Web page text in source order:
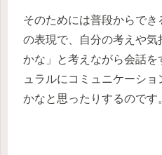
そのためには普段からでき
の表現で、自分の考えや気
かな」と考えながら会話
ュラルにコミュニケーシ
かなと思ったりするのです